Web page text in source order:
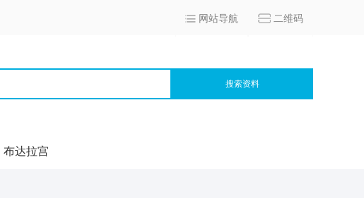
网站导航 二维码
搜索资料
布达拉宫